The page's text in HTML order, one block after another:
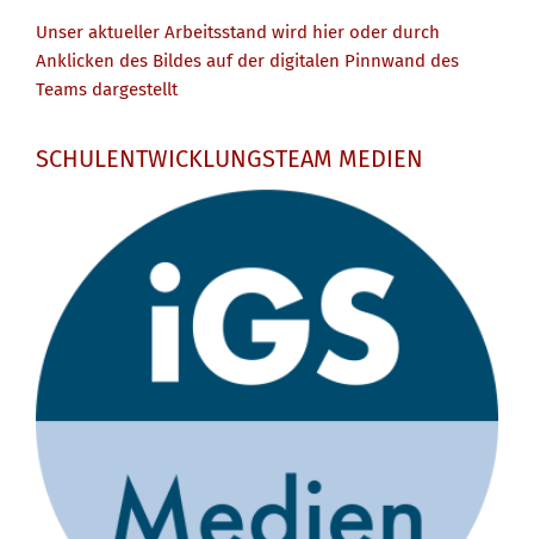
Unser aktueller Arbeitsstand wird hier oder durch
Anklicken des Bildes auf der digitalen Pinnwand des
Teams dargestellt
SCHULENTWICKLUNGSTEAM MEDIEN